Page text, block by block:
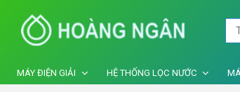
MÁY ĐIỆN GIẢI HỆ THỐNG LỌC NƯỚC